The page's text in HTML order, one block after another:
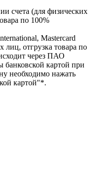
счета (для физических
по 100%
Mastercard
лиц, отгрузка товара по
через ПАО
картой при
необходимо нажать
картой"*.